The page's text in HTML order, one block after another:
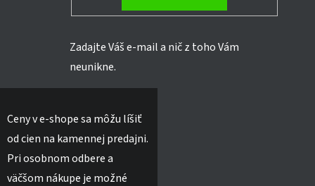
Zadajte Váš e-mail a nič z toho Vám
neunikne.
Ceny v e-shope sa môžu líšiť
od cien na kamennej predajni.
Pri osobnom odbere a
väčšom nákupe je možné